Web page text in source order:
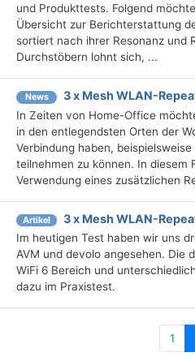
und Produkttests. Folgend
Übersicht zur Berichterstattung
sortiert nach ihrer Resonanz und
Durchstöbern lohnt sich, ...
News 3 x Mesh WLAN-
In Zeiten von Home-Office
in den entlegendsten Orten der
Verbindung haben,
teilnehmen zu können. In diesem
Verwendung eines zusätzlichen
Artikel 3 x Mesh WLAN-
Im heutigen Test haben wir uns
AVM und devolo angesehen. Die
WiFi 6 Bereich und
dazu im Praxistest.
1